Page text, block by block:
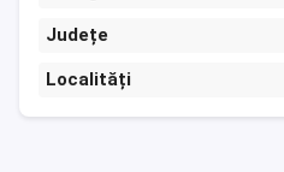
Județe
Localități